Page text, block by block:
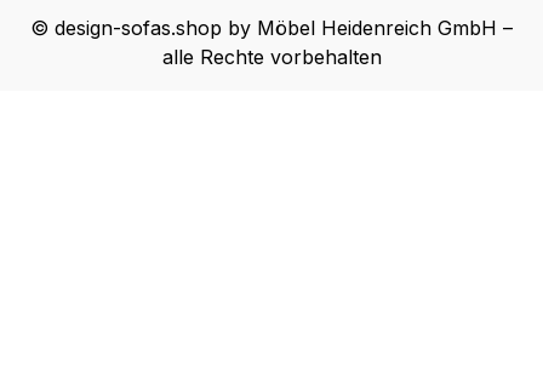
© design-sofas.shop by Möbel Heidenreich GmbH –
alle Rechte vorbehalten